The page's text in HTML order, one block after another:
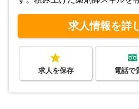
求人情報を詳
求人を保存 電話で